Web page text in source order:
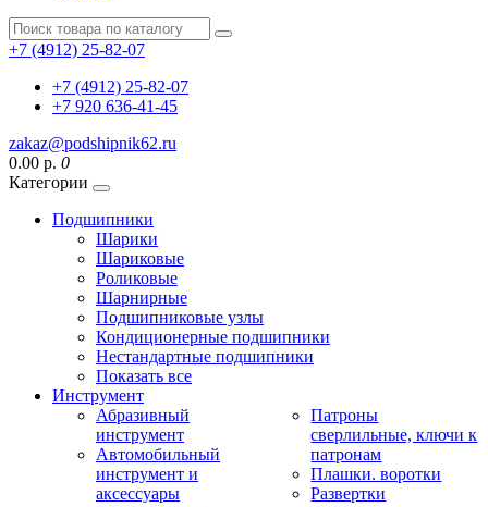
+7 (4912) 25-82-07
+7 (4912) 25-82-07
+7 920 636-41-45
zakaz@podshipnik62.ru
0.00 р. 0
Категории
Подшипники
Шарики
Шариковые
Роликовые
Шарнирные
Подшипниковые узлы
Кондиционерные подшипники
Нестандартные подшипники
Показать все
Инструмент
Абразивный
инструмент
Автомобильный
инструмент и
аксессуары
Патроны
сверлильные, ключи к
патронам
Плашки. воротки
Развертки